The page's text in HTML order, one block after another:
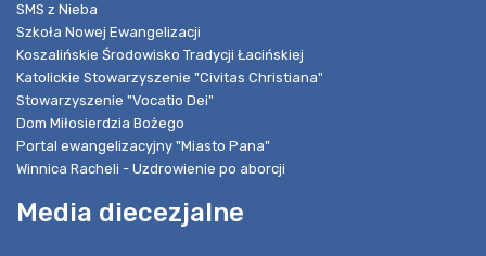
SMS z Nieba
Szkoła Nowej Ewangelizacji
Koszalińskie Środowisko Tradycji Łacińskiej
Katolickie Stowarzyszenie "Civitas Christiana"
Stowarzyszenie "Vocatio Dei"
Dom Miłosierdzia Bożego
Portal ewangelizacyjny "Miasto Pana"
Winnica Racheli - Uzdrowienie po aborcji
Media diecezjalne